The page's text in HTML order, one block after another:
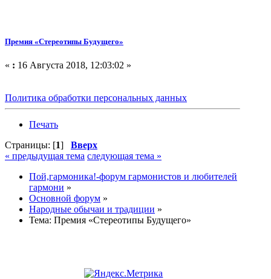
Премия «Стереотипы Будущего»
« : 16 Августа 2018, 12:03:02 »
Политика обработки персональных данных
Печать
Страницы: [1] Вверх
« предыдущая тема следующая тема »
Пой,гармоника!-форум гармонистов и любителей
гармони »
Основной форум »
Народные обычаи и традиции »
Тема: Премия «Стереотипы Будущего»